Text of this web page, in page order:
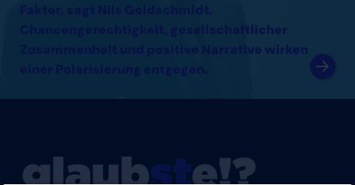
Chancengerechtigkeit, gesellschaftlicher
Zusammenhalt und positive Narrative wirken
einer Polarisierung entgegen.